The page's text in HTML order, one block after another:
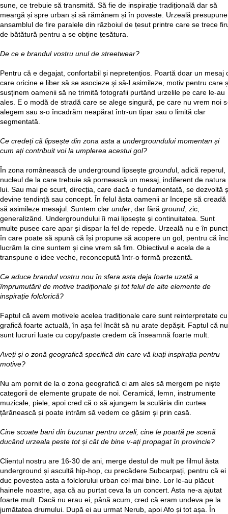
sune, ce trebuie să transmită. Să fie de inspirație tradițională dar să
meargă și spre urban și să rămânem și în poveste. Urzeală presupune
ansamblul de fire paralele din războiul de țesut printre care se trece
de bătătură pentru a se obține țesătura.
De ce e brandul vostru unul de streetwear?
Pentru că e degajat, confortabil și nepretențios. Poartă doar un mesaj
care oricine e liber să se asocieze şi să-l asimileze, motiv pentru care
susținem oamenii să ne trimită fotografii purtând urzelile pe care le-au
ales. E o modă de stradă care se alege singură, pe care nu vrem noi
alegem sau s-o încadrăm neapărat într-un tipar sau o limită clar
segmentată.
Ce credeți că lipsește din zona asta a undergroundului momentan și
cum ați contribuit voi la umplerea acestui gol?
În zona românească de underground lipsește groundul, adică reperul,
nucleul de la care trebuie să pornească un mesaj, indiferent de natura
lui. Sau mai pe scurt, direcția, care dacă e fundamentată, se dezvoltă
devine tendință sau concept. În felul ăsta oamenii ar începe să creadă
să asimileze mesajul. Suntem clar under, dar fără ground, zic,
generalizând. Undergroundului îi mai lipsește și continuitatea. Sunt
multe pusee care apar și dispar la fel de repede. Urzeală nu e în
în care poate să spună că își propune să acopere un gol, pentru că
lucrăm la cine suntem și cine vrem să fim. Obiectivul e acela de a
transpune o idee veche, reconcepută într-o formă prezentă.
Ce aduce brandul vostru nou în sfera asta deja foarte uzată a
împrumutării de motive tradiționale și tot felul de alte elemente de
inspirație folclorică?
Faptul că avem motivele acelea tradiționale care sunt reinterpretate
grafică foarte actuală, în așa fel încât să nu arate depășit. Faptul că nu
sunt lucruri luate cu copy/paste credem că înseamnă foarte mult.
Aveți și o zonă geografică specifică din care vă luați inspirația pentru
motive?
Nu am pornit de la o zona geografică ci am ales să mergem pe niște
categorii de elemente grupate de noi. Ceramică, lemn, instrumente
muzicale, piele, apoi cred că o să ajungem la sculăria din curtea
țărănească și poate intrăm să vedem ce găsim și prin casă.
Cine scoate bani din buzunar pentru urzeli, cine le poartă pe scenă
ducând urzeala peste tot și cât de bine v-ați propagat în provincie?
Clientul nostru are 16-30 de ani, merge destul de mult pe filmul ăsta
underground și ascultă hip-hop, cu precădere Subcarpați, pentru că ei
duc povestea asta a folclorului urban cel mai bine. Lor le-au plăcut
hainele noastre, așa că au purtat ceva la un concert. Asta ne-a ajutat
foarte mult. Dacă nu erau ei, până acum, cred că eram undeva pe la
jumătatea drumului. După ei au urmat Nerub, apoi Afo și tot așa. În